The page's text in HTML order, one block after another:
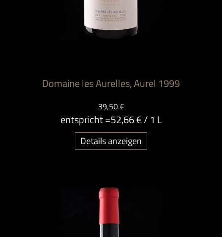
Domaine les Aurelles, Aurel 1999
39,50 €
entspricht =52,66 €/ 1 L
Details anzeigen